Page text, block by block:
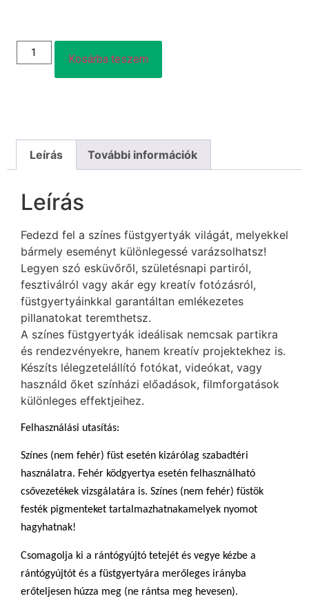
Kosárba teszem
Leírás További információk
Leírás
Fedezd fel a színes füstgyertyák világát, melyekkel
bármely eseményt különlegessé varázsolhatsz!
Legyen szó esküvőről, születésnapi partiról,
fesztiválról vagy akár egy kreatív fotózásról,
füstgyertyáinkkal garantáltan emlékezetes
pillanatokat teremthetsz.
A színes füstgyertyák ideálisak nemcsak partikra
és rendezvényekre, hanem kreatív projektekhez is.
Készíts lélegzetelállító fotókat, videókat, vagy
használd őket színházi előadások, filmforgatások
különleges effektjeihez.
Felhasználási utasítás:
Színes (nem fehér) füst esetén kizárólag szabadtéri
használatra. Fehér ködgyertya esetén felhasználható
csővezetékek vizsgálatára is. Színes (nem fehér) füstök
festék pigmenteket tartalmazhatnakamelyek nyomot
hagyhatnak!
Csomagolja ki a rántógyújtó tetejét és vegye kézbe a
rántógyújtót és a füstgyertyára merőleges irányba
erőteljesen húzza meg (ne rántsa meg hevesen).